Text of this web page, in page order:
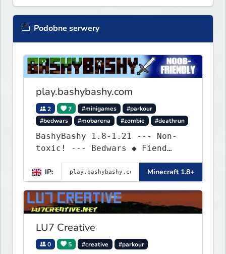
Podobne serwery
play.bashybashy.com
2 7 #minigames
#parkour
#bedwars
#mobarena #zombie #deathrun
BashyBashy 1.8-1.21 --- Non-
toxic! --- Bedwars ◆ Fiend
Fight ◆ Assault Course
IP:
Minecraft 1.8+
LU7 Creative
0 5 #creative #parkour